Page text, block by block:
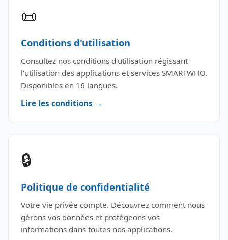
📜
Conditions d'utilisation
Consultez nos conditions d'utilisation régissant
l'utilisation des applications et services SMARTWHO.
Disponibles en 16 langues.
Lire les conditions →
🔒
Politique de confidentialité
Votre vie privée compte. Découvrez comment nous
gérons vos données et protégeons vos
informations dans toutes nos applications.